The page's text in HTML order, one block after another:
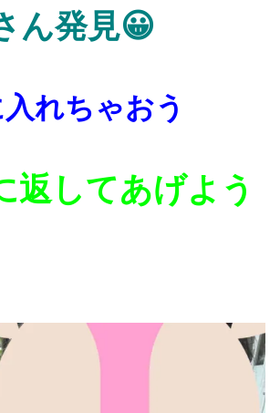
ん発見😀
れちゃおう
返してあげよう